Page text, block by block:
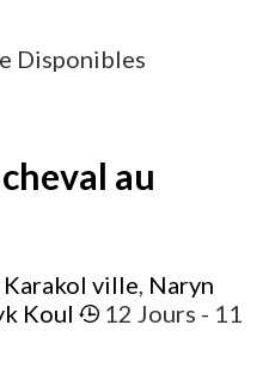
Disponibles
au
Karakol ville, Naryn
Koul 12 Jours - 11